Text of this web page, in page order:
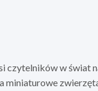
czytelników w świat
miniaturowe